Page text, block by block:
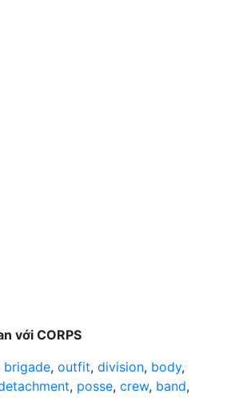
với CORPS
brigade, outfit, division, body,
, posse, crew, band,